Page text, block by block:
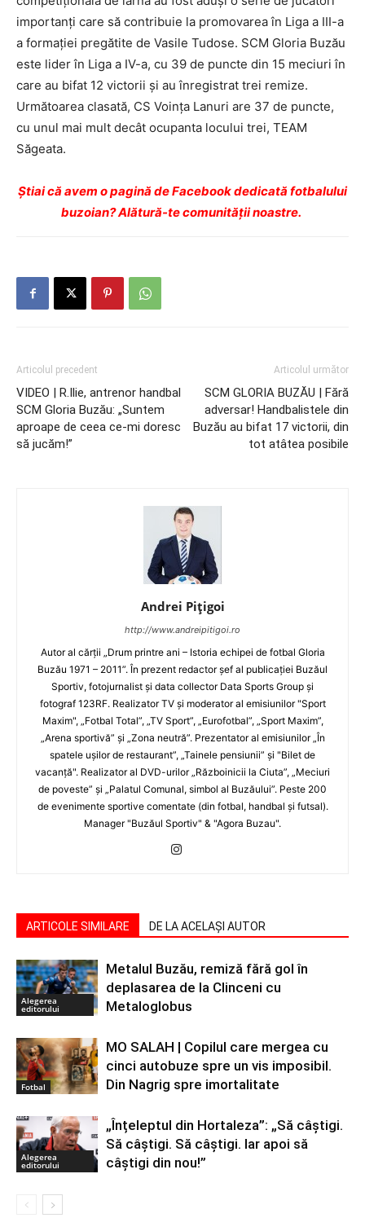
importanţi care să contribuie la promovarea în Liga a III-a
a formaţiei pregătite de Vasile Tudose. SCM Gloria Buzău
este lider în Liga a IV-a, cu 39 de puncte din 15 meciuri în
care au bifat 12 victorii şi au înregistrat trei remize.
Următoarea clasată, CS Voinţa Lanuri are 37 de puncte,
cu unul mai mult decât ocupanta locului trei, TEAM
Săgeata.
Ştiai că avem o pagină de Facebook dedicată fotbalului
buzoian? Alătură-te comunității noastre.
Articolul precedent
VIDEO | R.Ilie, antrenor handbal
SCM Gloria Buzău: „Suntem
aproape de ceea ce-mi doresc
să jucăm!”
Articolul următor
SCM GLORIA BUZĂU | Fără
adversar! Handbalistele din
Buzău au bifat 17 victorii, din
tot atâtea posibile
Andrei Pițigoi
http://www.andreipitigoi.ro
Autor al cărţii „Drum printre ani – Istoria echipei de fotbal Gloria
Buzău 1971 – 2011”. În prezent redactor şef al publicaţiei Buzăul
Sportiv, fotojurnalist şi data collector Data Sports Group şi
fotograf 123RF. Realizator TV şi moderator al emisiunilor "Sport
Maxim", „Fotbal Total”, „TV Sport”, „Eurofotbal”, „Sport Maxim”,
„Arena sportivă” şi „Zona neutră”. Prezentator al emisiunilor „În
spatele uşilor de restaurant”, „Tainele pensiunii” şi "Bilet de
vacanţă". Realizator al DVD-urilor „Războinicii la Ciuta”, „Meciuri
de poveste” şi „Palatul Comunal, simbol al Buzăului”. Peste 200
de evenimente sportive comentate (din fotbal, handbal şi futsal).
Manager "Buzăul Sportiv" & "Agora Buzau".
ARTICOLE SIMILARE DE LA ACELAȘI AUTOR
Alegerea
editorului
Metalul Buzău, remiză fără gol în
deplasarea de la Clinceni cu
Metaloglobus
Fotbal
MO SALAH | Copilul care mergea cu
cinci autobuze spre un vis imposibil.
Din Nagrig spre imortalitate
Alegerea
editorului
„Înțeleptul din Hortaleza”: „Să câștigi.
Să câștigi. Să câștigi. Iar apoi să
câștigi din nou!”